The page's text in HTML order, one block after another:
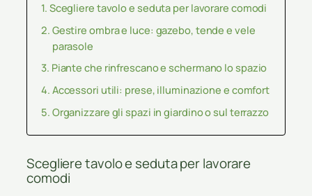
Scegliere tavolo e seduta per lavorare comodi
Gestire ombra e luce: gazebo, tende e vele
parasole
Piante che rinfrescano e schermano lo spazio
Accessori utili: prese, illuminazione e comfort
Organizzare gli spazi in giardino o sul terrazzo
Scegliere tavolo e seduta per lavorare
comodi